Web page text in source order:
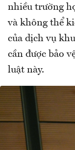
nhiều trường
và không thể
của dịch vụ
cần được bảo
luật này.